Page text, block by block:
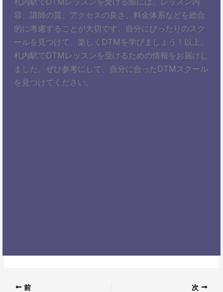
容、講師の質、アクセスの良さ、料金体系などを総合
的に考慮することが大切です。自分にぴったりのスク
ールを見つけて、楽しくDTMを学びましょう！以上、
札内駅でDTMレッスンを受けるための情報をお届けし
ました。ぜひ参考にして、自分に合ったDTMスクール
を見つけてください。
前 次